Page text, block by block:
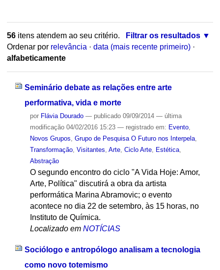
56itens atendem ao seu critério.
Filtrar os resultados
Ordenar por relevância · data (mais recente primeiro) ·
alfabeticamente
Seminário debate as relações entre arte
performativa, vida e morte
por Flávia Dourado — publicado09/09/2014 — última
modificação04/02/2016 15:23 — registrado em: Evento,
Novos Grupos Grupo de Pesquisa O Futuro nos Interpela,
Transformação, Visitantes Arte, Ciclo Arte, Estética,
Abstração
O segundo encontro do ciclo "A Vida Hoje: Amor,
Arte, Política" discutirá a obra da artista
performática Marina Abramovic; o evento
acontece no dia 22 de setembro, às 15 horas, no
Instituto de Química.
Localizado em NOTÍCIAS
Sociólogo e antropólogo analisam a tecnologia
como novo totemismo